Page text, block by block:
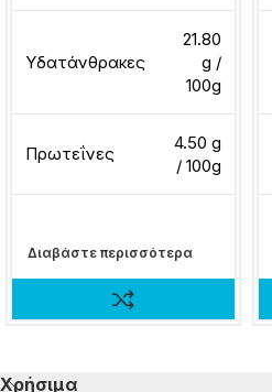
Υδατάνθρακες
21.80
g /
100g
Πρωτεΐνες
4.50 g
/ 100g
Διαβάστε περισσότερα
Χρήσιμα